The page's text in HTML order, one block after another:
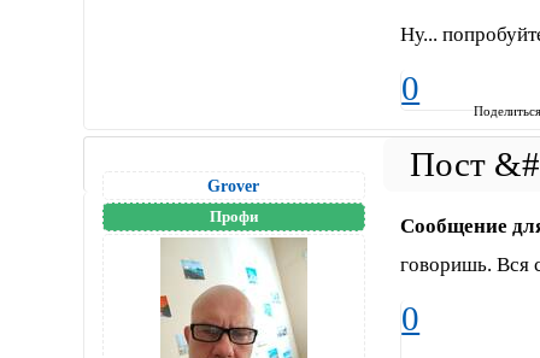
Ну...
0
Grover
Профи
Сообщение
говоришь. Вся
0